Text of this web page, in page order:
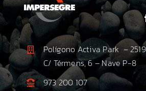
Polígono Activa Park –
C/ Térmens, 6 – Nave P-8
973 200 107